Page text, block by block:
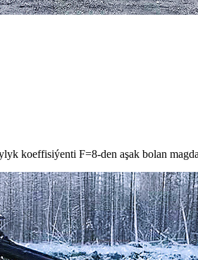
koeffisiýenti F=8-den aşak bolan